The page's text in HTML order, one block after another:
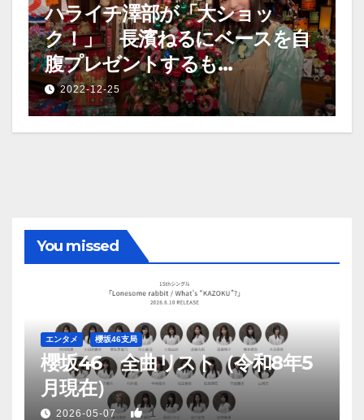
ハライチ澤部が「大ショッ
ク！」 長濱ねるにベースを自
腹プレゼントするも…
2022-12-25
You missed
エンタメ 櫻坂46支局
櫻坂46 全曲リスト（令和8年5
月現在）
2026-05-07 1